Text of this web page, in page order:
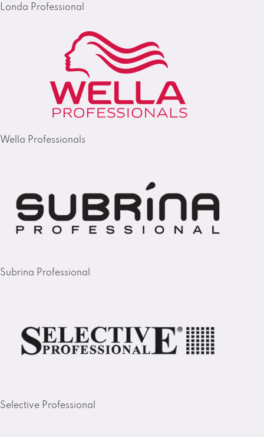
Londa Professional
Wella Professionals
Subrina Professional
Selective Professional